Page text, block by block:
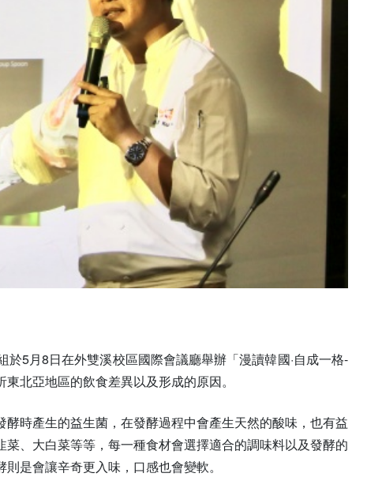
5月8日在外雙溪校區國際會議廳舉辦「漫讀韓國·自成一格-
北亞地區的飲食差異以及形成的原因。
時產生的益生菌，在發酵過程中會產生天然的酸味，也有益
、大白菜等等，每一種食材會選擇適合的調味料以及發酵的
是會讓辛奇更入味，口感也會變軟。